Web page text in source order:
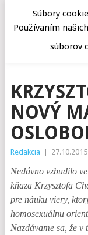
NOVÝ
Redakcia 27.10.2015
Nedávno vzbudilo
kňaza Krzysztofa
pre náuku viery,
homosexuálnu
Nazdávame sa, že
Súbory
Používaním
súborov